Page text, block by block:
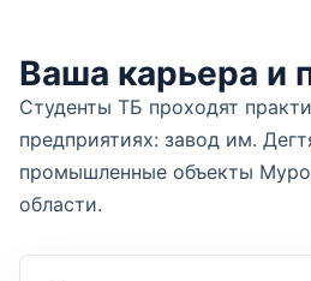
Ваша карьера и
Студенты ТБ проходят
предприятиях: завод им.
промышленные объекты
области.